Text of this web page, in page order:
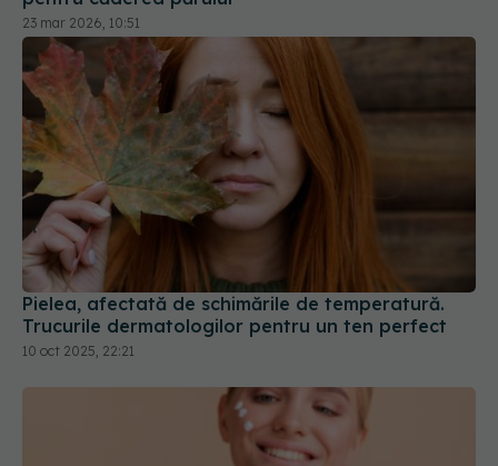
Pielea, afectată de schimările de temperatură.
Trucurile dermatologilor pentru un ten perfect
10 oct 2025, 22:21